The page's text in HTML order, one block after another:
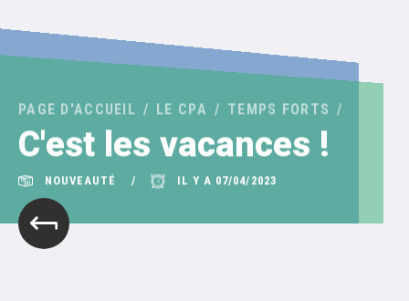
PAGE D'ACCUEIL LE CPA TEMPS FORTS
C'est les vacances !
NOUVEAUTÉ IL Y A 07/04/2023